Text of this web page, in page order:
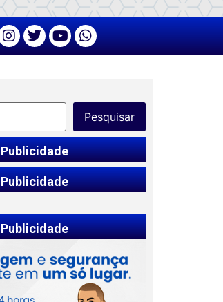
Pesquisar
Publicidade
Publicidade
Publicidade